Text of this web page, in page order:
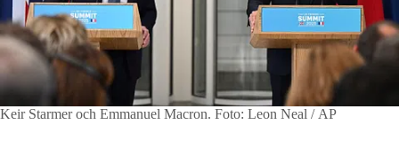
Keir Starmer och Emmanuel Macron. Foto: Leon Neal / AP